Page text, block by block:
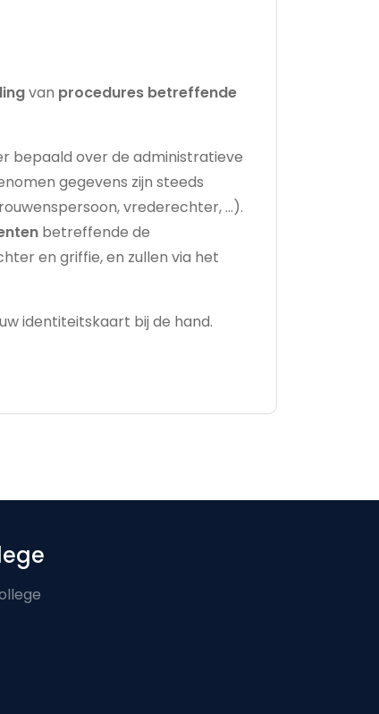
van procedures betreffende
bepaald over de administratieve
gegevens zijn steeds
vrederechter, …).
betreffende de
en griffie, en zullen via het
identiteitskaart bij de hand.